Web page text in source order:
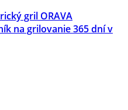
gril ORAVA
na grilovanie 365 dní v